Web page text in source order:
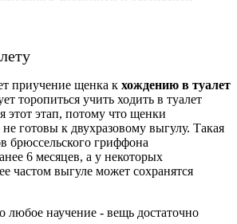
приучение щенка к хождению в туалет
торопиться учить ходить в туалет
этот этап, потому что щенки
готовы к двухразовому выгулу. Такая
брюссельского гриффона
6 месяцев, а у некоторых
частом выгуле может сохранятся
любое научение - вещь достаточно